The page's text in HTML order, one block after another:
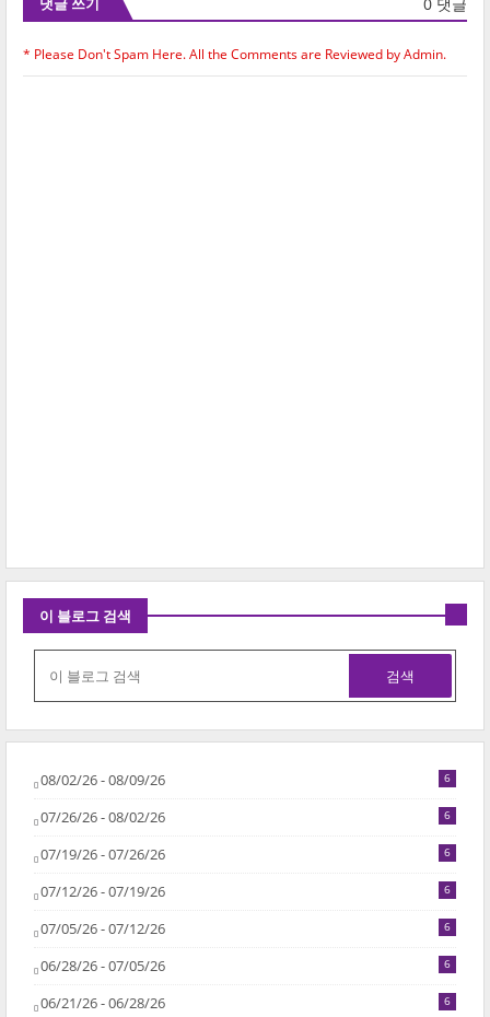
* Please Don't Spam Here. All the Comments are Reviewed by Admin.
이 블로그 검색
08/02/26 - 08/09/26 6
07/26/26 - 08/02/26 6
07/19/26 - 07/26/26 6
07/12/26 - 07/19/26 6
07/05/26 - 07/12/26 6
06/28/26 - 07/05/26 6
06/21/26 - 06/28/26 6